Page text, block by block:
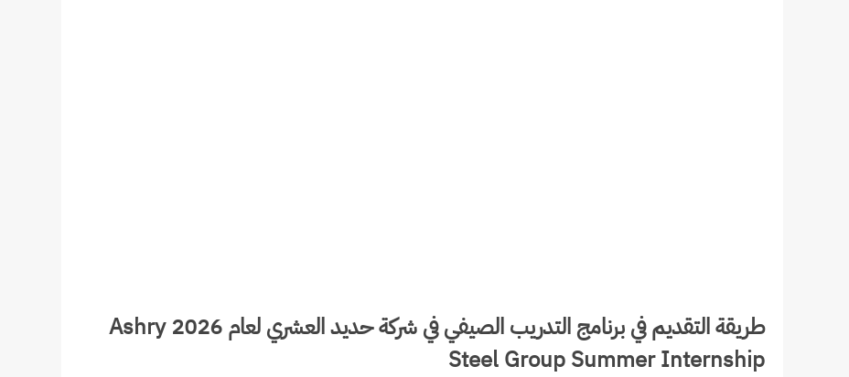
طريقة التقديم في برنامج التدريب الصيفي في شركة حديد العشري لعام 2026 Ashry
Steel Group Summer Internship